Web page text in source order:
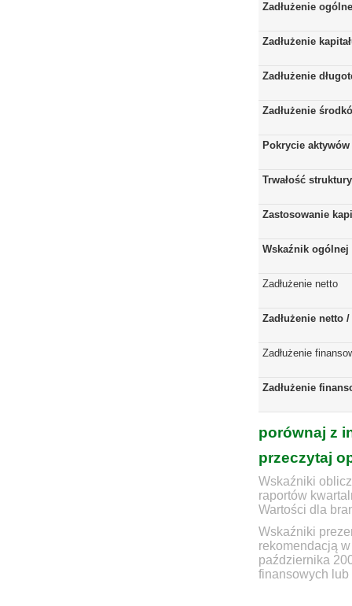
Zadłużenie ogólne
Zadłużenie
Zadłużenie
Zadłużenie
Pokrycie aktywów
Trwałość
Zastosowanie
Wskaźnik
Zadłużenie netto
Zadłużenie netto
Zadłużenie
Zadłużenie
porównaj z
przeczytaj
Wskaźniki
raportów
Wartości dla
Wskaźniki
rekomendacją
października
finansowych lub